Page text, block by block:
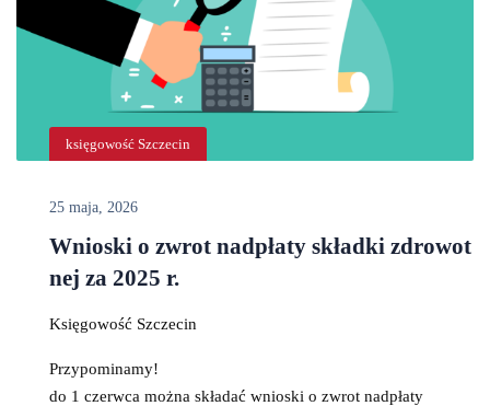
księgowość Szczecin
25 maja, 2026
Wnioski o zwrot nadpłaty składki zdrowot
nej za 2025 r.
Księgowość Szczecin
Przypominamy!
do 1 czerwca można składać wnioski o zwrot nadpłaty